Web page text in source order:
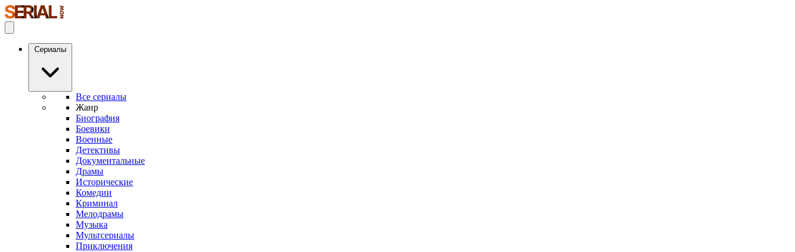
Сериалы
Все сериалы
Жанр
Биография
Боевики
Военные
Детективы
Документальные
Драмы
Исторические
Комедии
Криминал
Мелодрамы
Музыка
Мультсериалы
Приключения